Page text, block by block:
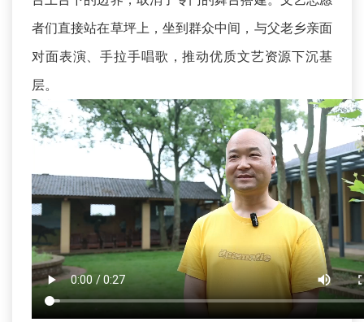
者们直接站在草坪上，坐到群众中间，与父老乡亲面
对面表演、手拉手唱歌，推动优质文艺资源下沉基
层。